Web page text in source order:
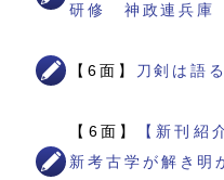
研修 神政連兵庫
【6面】 刀剣は語
【6面】
【新刊
新考古学が解き